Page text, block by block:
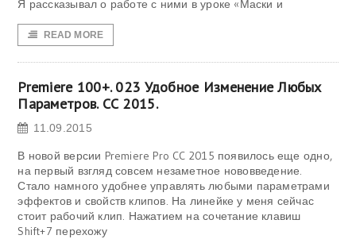
Я рассказывал о работе с ними в уроке «Маски и
READ MORE
Premiere 100+. 023 Удобное Изменение Любых
Параметров. СС 2015.
11.09.2015
В новой версии Premiere Pro CC 2015 появилось еще одно,
на первый взгляд совсем незаметное нововведение.
Стало намного удобнее управлять любыми параметрами
эффектов и свойств клипов. На линейке у меня сейчас
стоит рабочий клип. Нажатием на сочетание клавиш
Shift+7 перехожу